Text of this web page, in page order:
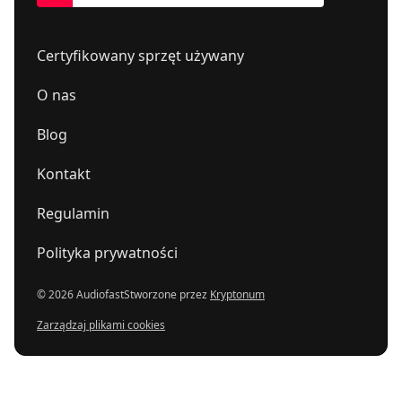
Certyfikowany sprzęt używany
O nas
Blog
Kontakt
Regulamin
Polityka prywatności
© 2026 AudiofastStworzone przez Kryptonum
Zarządzaj plikami cookies